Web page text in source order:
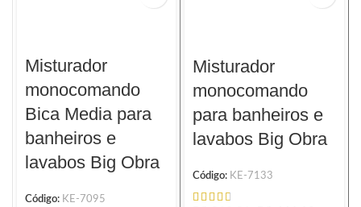
Misturador
monocomando
Bica Media para
banheiros e
lavabos Big Obra
Código: KE-7095
Misturador
monocomando
para banheiros e
lavabos Big Obra
Código: KE-7133